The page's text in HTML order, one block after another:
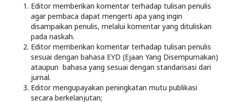
Editor memberikan komentar terhadap tulisan penulis
agar pembaca dapat mengerti apa yang ingin
disampaikan penulis, melalui komentar yang dituliskan
pada naskah.
Editor memberikan komentar terhadap tulisan penulis
sesuai dengan bahasa EYD (Ejaan Yang Disempurnakan)
ataupun bahasa yang sesuai dengan standarisasi dari
jurnal.
Editor mengupayakan peningkatan mutu publikasi
secara berkelanjutan;